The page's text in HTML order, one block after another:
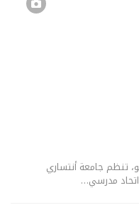
تنظم جامعة أنتساري
اتحاد مدرسي…